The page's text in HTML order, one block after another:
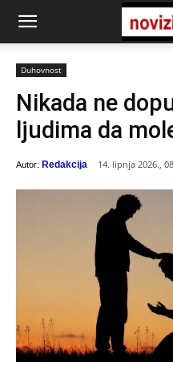
Duhovnost
Nikada ne
ljudima da
Autor: Redakcija 14. lipnja 2026.,